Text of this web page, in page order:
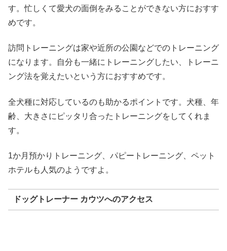
す。忙しくて愛犬の面倒をみることができない方におすす
めです。
訪問トレーニングは家や近所の公園などでのトレーニング
になります。自分も一緒にトレーニングしたい、トレーニ
ング法を覚えたいという方におすすめです。
全犬種に対応しているのも助かるポイントです。犬種、年
齢、大きさにピッタリ合ったトレーニングをしてくれま
す。
1か月預かりトレーニング、パピートレーニング、ペット
ホテルも人気のようですよ。
ドッグトレーナー カウツへのアクセス